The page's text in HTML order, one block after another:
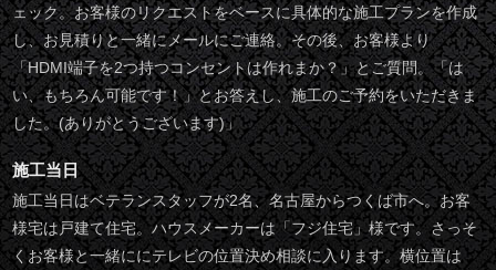
ェック。お客様のリクエストをベースに具体的な施工プランを作成
し、お見積りと一緒にメールにご連絡。その後、お客様より
「HDMI端子を2つ持つコンセントは作れまか？」とご質問。「は
い、もちろん可能です！」とお答えし、施工のご予約をいただきま
した。(ありがとうございます)」
施工当日
施工当日はベテランスタッフが2名、名古屋からつくば市へ。お客
様宅は戸建て住宅。ハウスメーカーは「フジ住宅」様です。さっそ
くお客様と一緒ににテレビの位置決め相談に入ります。横位置は